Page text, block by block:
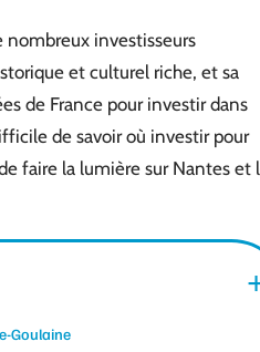
investisseurs
et culturel riche, et sa
de France pour investir dans
de savoir où investir pour
faire la lumière sur Nantes et
Goulaine